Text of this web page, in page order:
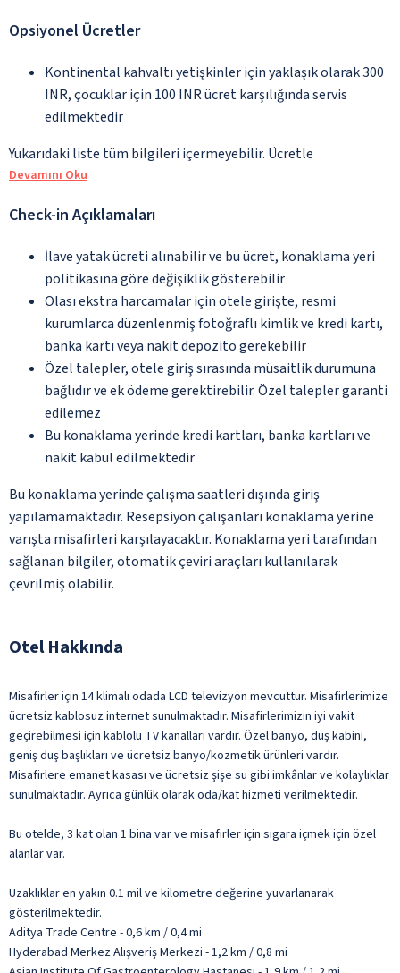
Opsiyonel Ücretler
Kontinental kahvaltı yetişkinler için yaklaşık olarak 300
INR, çocuklar için 100 INR ücret karşılığında servis
edilmektedir
Yukarıdaki liste tüm bilgileri içermeyebilir. Ücretle
Devamını Oku
Check-in Açıklamaları
İlave yatak ücreti alınabilir ve bu ücret, konaklama yeri
politikasına göre değişiklik gösterebilir
Olası ekstra harcamalar için otele girişte, resmi
kurumlarca düzenlenmiş fotoğraflı kimlik ve kredi kartı,
banka kartı veya nakit depozito gerekebilir
Özel talepler, otele giriş sırasında müsaitlik durumuna
bağlıdır ve ek ödeme gerektirebilir. Özel talepler garanti
edilemez
Bu konaklama yerinde kredi kartları, banka kartları ve
nakit kabul edilmektedir
Bu konaklama yerinde çalışma saatleri dışında giriş
yapılamamaktadır. Resepsiyon çalışanları konaklama yerine
varışta misafirleri karşılayacaktır. Konaklama yeri tarafından
sağlanan bilgiler, otomatik çeviri araçları kullanılarak
çevrilmiş olabilir.
Otel Hakkında
Misafirler için 14 klimalı odada LCD televizyon mevcuttur. Misafirlerimize
ücretsiz kablosuz internet sunulmaktadır. Misafirlerimizin iyi vakit
geçirebilmesi için kablolu TV kanalları vardır. Özel banyo, duş kabini,
geniş duş başlıkları ve ücretsiz banyo/kozmetik ürünleri vardır.
Misafirlere emanet kasası ve ücretsiz şişe su gibi imkânlar ve kolaylıklar
sunulmaktadır. Ayrıca günlük olarak oda/kat hizmeti verilmektedir.
Bu otelde, 3 kat olan 1 bina var ve misafirler için sigara içmek için özel
alanlar var.
Uzaklıklar en yakın 0.1 mil ve kilometre değerine yuvarlanarak
gösterilmektedir.
Aditya Trade Centre - 0,6 km / 0,4 mi
Hyderabad Merkez Alışveriş Merkezi - 1,2 km / 0,8 mi